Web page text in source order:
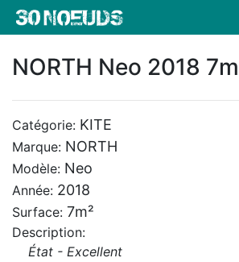
NORTH Neo 2018
Catégorie: KITE
Marque: NORTH
Modèle: Neo
Année: 2018
Surface: 7m²
Description:
État - Excellent